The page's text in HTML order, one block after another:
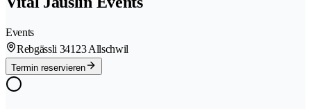
Events
Rebgässli 34123 Allschwil
Termin reservieren